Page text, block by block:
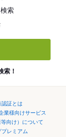
索
索！
証とは
業様向けサービス
向け）について
プレミアム